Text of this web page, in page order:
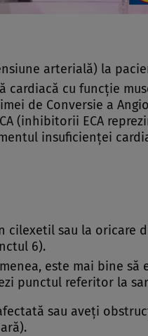
arterială) la
cu funcţie
de Conversie a
(inhibitorii ECA
insuficienţei
cilexetil sau la oricare
6).
este mai bine să
punctul referitor la
sau aveţi